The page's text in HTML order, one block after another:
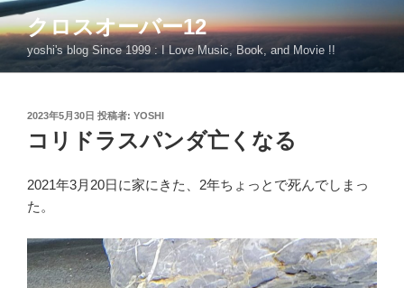
コ
ン
テ
ン
クロスオーバー12
yoshi's blog Since 1999 : I Love Music, Book, and Movie !!
投
日:
2023年5月30日 投稿者: YOSHI
コリドラスパンダ亡くなる
2021年3月20日に家にきた、2年ちょっとで死んでしまっ
た。